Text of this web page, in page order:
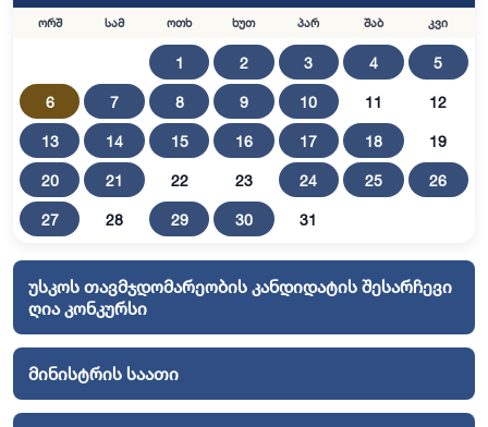
ორშ სამ ოთხ ხუთ პარ შაბ კვი
1 2 3 4 5
6 7 8 9 10 11 12
13 14 15 16 17 18 19
20 21 22 23 24 25 26
27 28 29 30 31
უსკოს თავმჯდომარეობის კანდიდატის შესარჩევი
ღია კონკურსი
მინისტრის საათი